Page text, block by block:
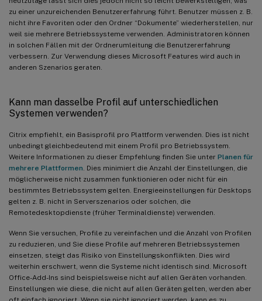
zu einer unzureichenden Benutzererfahrung führt. Benutzer müssen z. B.
nicht ihre Favoriten oder den Ordner “Dokumente” wiederherstellen, nur
weil sie mehrere Betriebssysteme verwenden. Administratoren können
in solchen Fällen mit der Ordnerumleitung die Benutzererfahrung
verbessern. Zur Verwendung dieses Microsoft Features wird auch in
anderen Szenarios geraten.
Kann man dasselbe Profil auf unterschiedlichen
Systemen verwenden?
Citrix empfiehlt, ein Basisprofil pro Plattform verwenden. Dies ist nicht
unbedingt gleichbedeutend mit einem Profil pro Betriebssystem.
Weitere Informationen zu dieser Empfehlung finden Sie unter Planen für
mehrere Plattformen . Dies minimiert die Anzahl der Einstellungen, die
möglicherweise nicht zusammen funktionieren oder nicht für ein
bestimmtes Betriebssystem gelten. Energieeinstellungen für Desktops
gelten z. B. nicht in Serverszenarios oder solchen, die
Remotedesktopdienste (früher Terminaldienste) verwenden.
Wenn Sie versuchen, Profile zu vereinfachen und die Anzahl von Profilen
zu reduzieren, und Sie diese Profile auf mehreren Betriebssystemen
einsetzen, steigt das Risiko von Einstellungskonflikten. Dies wird
weiterhin erschwert, wenn die Systeme nicht identisch sind. Microsoft
Office-Add-Ins sind beispielsweise nicht auf allen Geräten vorhanden.
Einstellungen wie diese, die nicht auf allen Geräten gelten, werden aber